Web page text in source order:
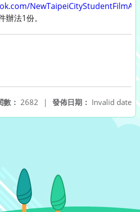
法1份。
發佈日期： Invalid date
數： 2682 |